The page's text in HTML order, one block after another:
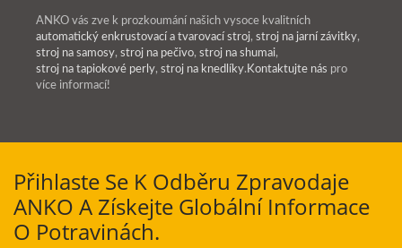
ANKO vás zve k prozkoumání našich vysoce kvalitních
automatický enkrustovací a tvarovací stroj, stroj na jarní závitky,
stroj na samosy, stroj na pečivo, stroj na shumai,
stroj na tapiokové perly, stroj na knedlíky.Kontaktujte nás pro
více informací!
Přihlaste Se K Odběru Zpravodaje
ANKO A Získejte Globální Informace
O Potravinách.